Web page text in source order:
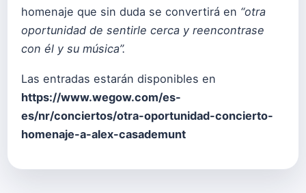
homenaje que sin duda se convertirá en “otra
oportunidad de sentirle cerca y reencontrase
con él y su música”.
Las entradas estarán disponibles en
https://www.wegow.com/es-
es/nr/conciertos/otra-oportunidad-concierto-
homenaje-a-alex-casademunt